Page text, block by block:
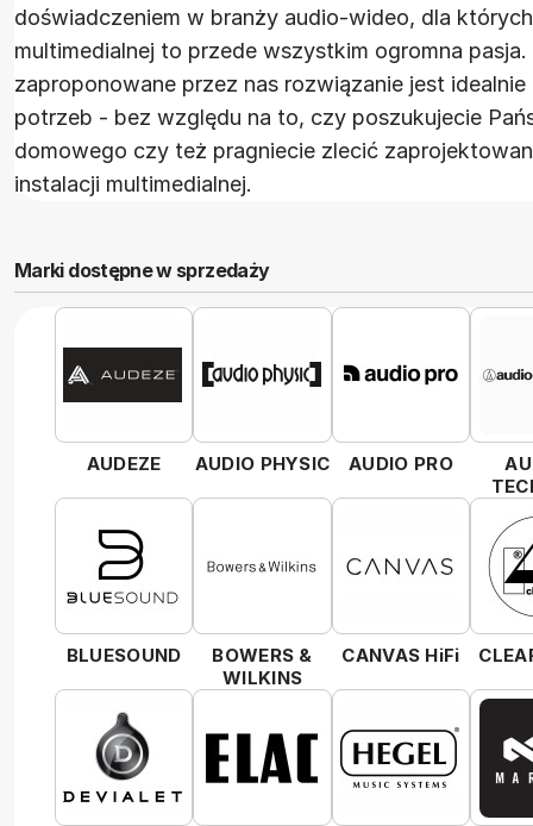
doświadczeniem w branży audio-wideo, dla
multimedialnej to przede wszystkim ogromna
zaproponowane przez nas rozwiązanie jest
potrzeb - bez względu na to, czy poszukujecie
domowego czy też pragniecie zlecić
instalacji multimedialnej.
Marki dostępne w sprzedaży
AUDEZE AUDIO PHYSIC AUDIO PRO
BLUESOUND
BOWERS &
WILKINS
CANVAS HiFi